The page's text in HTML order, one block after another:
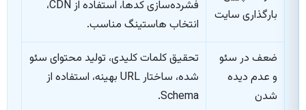
بارگذاری سایت
فشرده‌سازی کدها، استفاده از CDN،
انتخاب هاستینگ مناسب.
ضعف در سئو
و عدم دیده
شدن
تحقیق کلمات کلیدی، تولید محتوای سئو
شده، ساختار URL بهینه، استفاده از
Schema.